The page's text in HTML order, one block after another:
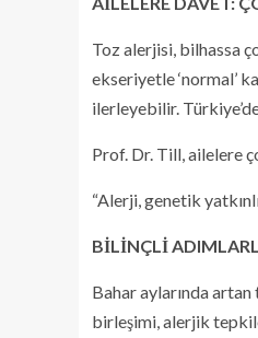
Toz alerjisi, bilhassa
ekseriyetle ‘normal’
ilerleyebilir.
Prof. Dr. Till, ailelere
“Alerji, genetik
BİLİNÇLİ
Bahar aylarında
birleşimi, alerjik